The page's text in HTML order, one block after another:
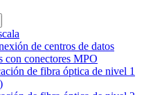
de centros de datos
con conectores MPO
de fibra óptica de nivel 1